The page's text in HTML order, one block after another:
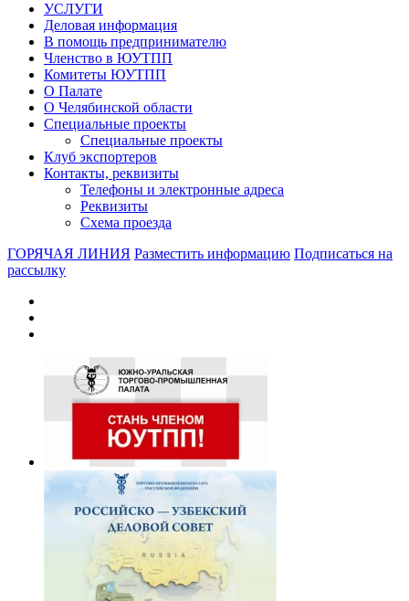
УСЛУГИ
Деловая информация
В помощь предпринимателю
Членство в ЮУТПП
Комитеты ЮУТПП
О Палате
О Челябинской области
Специальные проекты
Специальные проекты
Клуб экспортеров
Контакты, реквизиты
Телефоны и электронные адреса
Реквизиты
Схема проезда
ГОРЯЧАЯ ЛИНИЯ Разместить информацию Подписаться на
рассылку